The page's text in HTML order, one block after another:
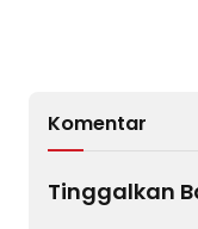
Komentar
Tinggalkan